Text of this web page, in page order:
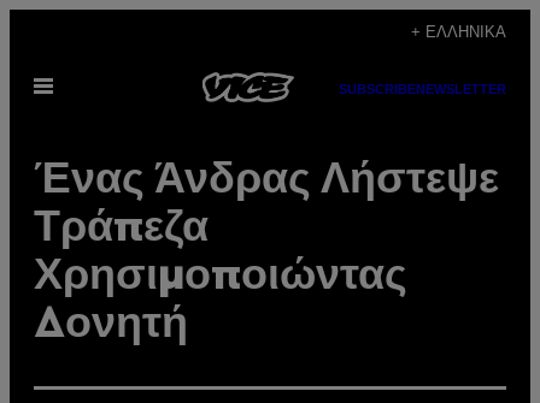
περιεχόμενο
+ ΕΛΛΗΝΙΚΆ
Ανοίξτε
SUBSCRIBENEWSLETTER
Ένας Άνδρας Λήστεψε
Τράπεζα
Χρησιμοποιώντας
Δονητή